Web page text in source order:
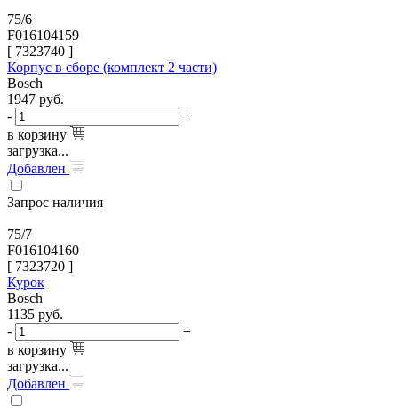
75/6
F016104159
[ 7323740 ]
Корпус в сборе (комплект 2 части)
Bosch
1947 руб.
-
+
в корзину
загрузка...
Добавлен
Запрос наличия
75/7
F016104160
[ 7323720 ]
Курок
Bosch
1135 руб.
-
+
в корзину
загрузка...
Добавлен